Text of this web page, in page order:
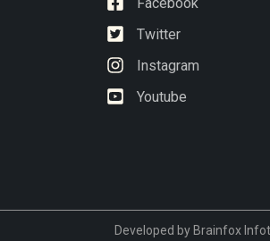
Twitter
Instagram
Youtube
Developed by Brainfox